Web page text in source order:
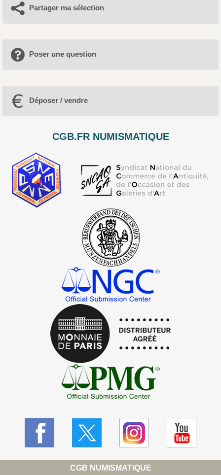
Partager ma sélection
Poser une question
Déposer / vendre
CGB.FR NUMISMATIQUE
CGB NUMISMATIQUE